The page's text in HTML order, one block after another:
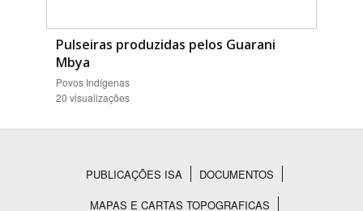
Pulseiras produzidas pelos Guarani
Mbya
Povos Indígenas
20 visualizações
Rodapé
PUBLICAÇÕES ISA
DOCUMENTOS
MAPAS E CARTAS TOPOGRAFICAS